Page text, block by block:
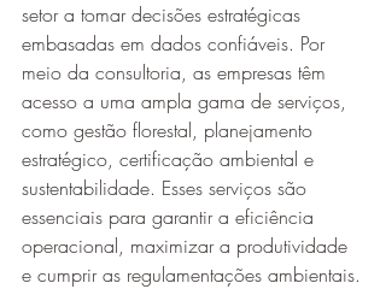
setor a tomar decisões estratégicas
embasadas em dados confiáveis. Por
meio da consultoria, as empresas têm
acesso a uma ampla gama de serviços,
como gestão florestal, planejamento
estratégico, certificação ambiental e
sustentabilidade. Esses serviços são
essenciais para garantir a eficiência
operacional, maximizar a produtividade
e cumprir as regulamentações ambientais.